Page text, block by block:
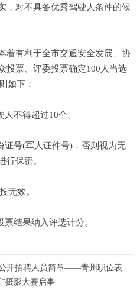
，对不具备优秀驾驶人条件的候
着有利于全市交通安全发展、协
投票、评委投票确定100人当选
如下：
不得超过10个。
证号(军人证件号)，否则视为无
行保密。
无效。
结果纳入评选计分。
开招聘人员简章——青州职位表
摄影大赛启事